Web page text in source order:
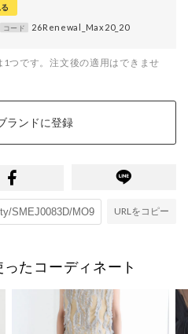
コード 26Renewal_Max20_20
つです。注文後の適用はできませ
ランドに登録
URLをコピー
たコーディネート